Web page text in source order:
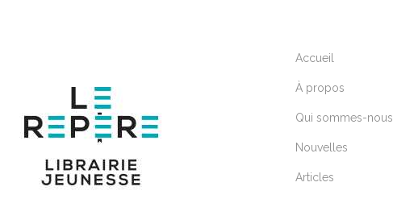
Accueil
À propos
Qui sommes-nous
Nouvelles
Articles